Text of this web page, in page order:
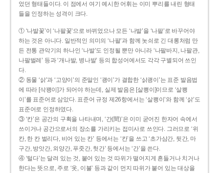
었던 형태들이다. 이 점에서 여기 예시한 어휘는 이미 뿌리를 내린 형태
들을 인정하는 성격이 크다.
① ‘나발꽃’이 ‘나팔꽃’으로 바뀌었으나 모든 ‘나발’을 ‘나팔’로 바꾸어야
하는 것은 아니다. 일반적인 의미의 ‘나팔’과 함께 놋쇠로 긴 대롱처럼 만
든 전통 관악기의 하나인 ‘나발’도 인정될 뿐만 아니라 ‘나팔바지, 나팔관,
나팔벌레’ 등과 ‘개나발, 병나발’ 등의 합성어에서도 각각 구별되어 쓰인
다.
② 동물 ‘삵’과 ‘고양이’의 준말인 ‘괭이’가 결합한 ‘삵괭이’는 표준 발음법
에 따라 [삭꽹이]가 되어야 하는데, 실제 발음은 [살쾡이]이므로 ‘살쾡
이’를 표준어로 삼았다. 표준어 규정 제26항에서는 ‘살쾡이’와 함께 ‘삵’도
표준어로 인정하였다.
③ ‘칸’은 공간의 구획을 나타내며, ‘간(間)’은 이미 굳어진 한자어 속에서
쓰이거나 공간으로서의 장소를 가리키는 접미사로 쓰인다. 그러므로 ‘위
칸, 한 칸 벌리다, 비어 있는 칸’ 등에서는 ‘칸’을 쓰고 ‘초가삼간, 뒷간, 마
구간, 방앗간, 외양간, 푸줏간, 헛간’ 등에서는 ‘간’을 쓴다.
④ ‘털다’는 달려 있는 것, 붙어 있는 것 따위가 떨어지게 흔들거나 치거나
한다는 뜻으로, 주로 ‘옷, 이불’ 등과 같이 먼지 따위가 붙어 있는 대상을